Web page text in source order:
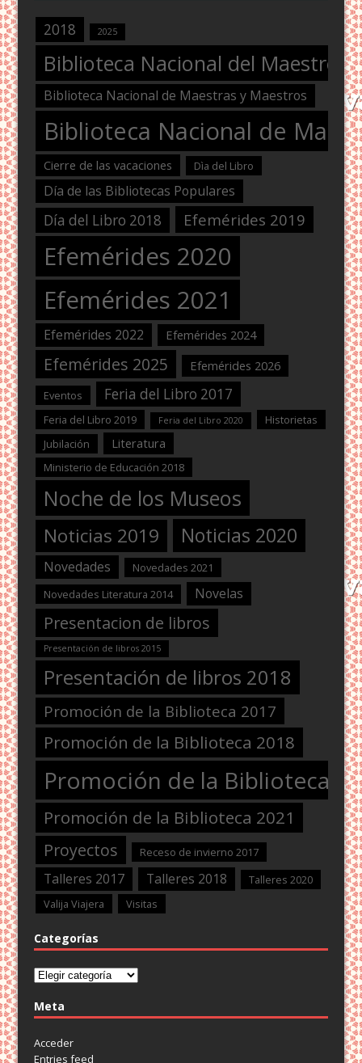
2018 2025
Biblioteca Nacional del Maestro
Biblioteca Nacional de Maestras y Maestros
Biblioteca Nacional de
Cierre de las vacaciones Dìa del Libro
Día de las Bibliotecas Populares
Día del Libro 2018 Efemérides 2019
Efemérides 2020
Efemérides 2021
Efemérides 2022 Efemérides 2024
Efemérides 2025 Efemérides 2026
Eventos Feria del Libro 2017
Feria del Libro 2019 Feria del Libro 2020
Historietas
Jubilación
Literatura
Ministerio de Educación 2018
Noche de los Museos
Noticias 2019 Noticias 2020
Novedades
Novedades 2021
Novedades Literatura 2014
Novelas
Presentacion de libros
Presentación de libros 2015
Presentación de libros 2018
Promoción de la Biblioteca 2017
Promoción de la Biblioteca 2018
Promoción de la Biblioteca
Promoción de la Biblioteca 2021
Proyectos Receso de invierno 2017
Talleres 2017 Talleres 2018
Talleres 2020
Valija Viajera
Visitas
Categorías
Categorías
Meta
Acceder
Entries feed